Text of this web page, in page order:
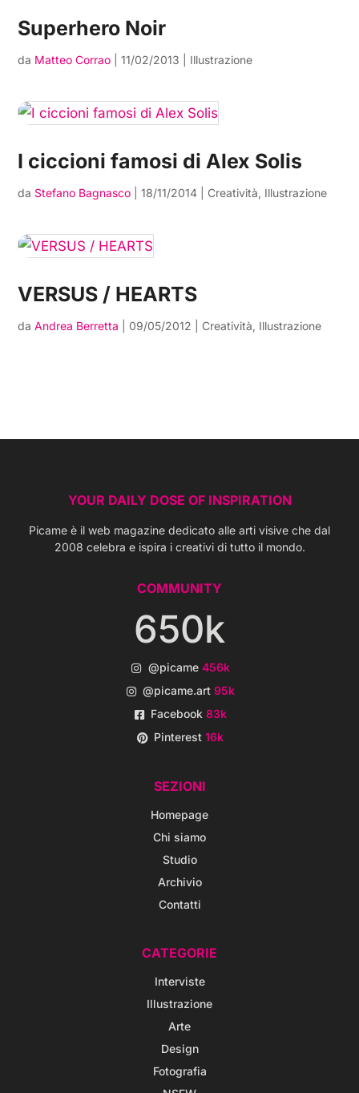
Superhero Noir
da Matteo Corrao |11/02/2013 Illustrazione
I ciccioni famosi di Alex Solis
da Stefano Bagnasco |18/11/2014 Creatività, Illustrazione
VERSUS / HEARTS
daAndrea Berretta 09/05/2012 Creatività, Illustrazione
YOUR DAILY DOSE OF INSPIRATION
Picame è il web magazine dedicato alle arti visive che dal
2008 celebra e ispira i creativi di tutto il mondo.
COMMUNITY
650k
@picame 456k
@picame.art95k
Facebook83k
Pinterest16k
SEZIONI
Homepage
Chi siamo
Studio
Archivio
Contatti
CATEGORIE
Interviste
Illustrazione
Arte
Design
Fotografia